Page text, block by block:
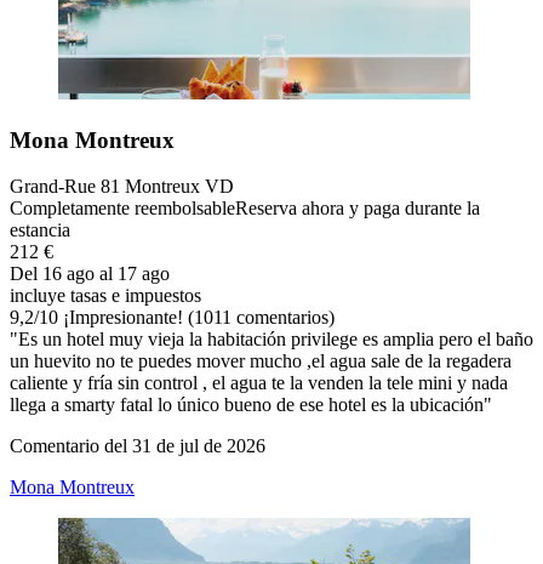
Mona Montreux
Grand-Rue 81 Montreux VD
Completamente reembolsableReserva ahora y paga durante la
estancia
212 €
Del 16 ago al 17 ago
incluye tasas e impuestos
9,2/10 ¡Impresionante! (1011 comentarios)
"Es un hotel muy vieja la habitación privilege es amplia pero el baño
un huevito no te puedes mover mucho ,el agua sale de la regadera
caliente y fría sin control , el agua te la venden la tele mini y nada
llega a smarty fatal lo único bueno de ese hotel es la ubicación"
Comentario del 31 de jul de 2026
Mona Montreux